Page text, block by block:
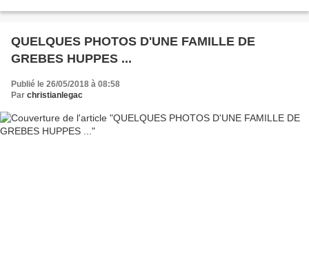
QUELQUES PHOTOS D'UNE FAMILLE DE
GREBES HUPPES ...
Publié le 26/05/2018 à 08:58
Par christianlegac